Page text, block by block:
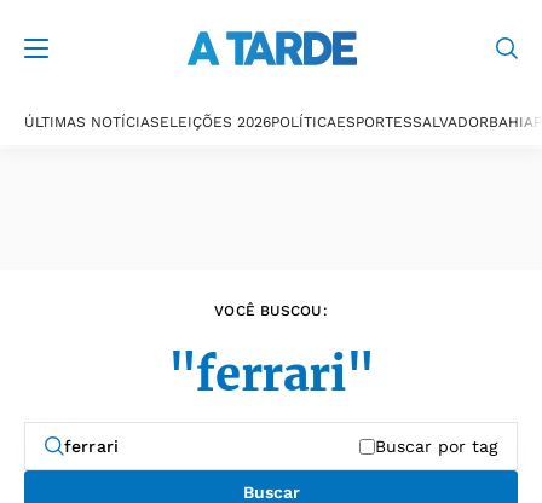
ÚLTIMAS NOTÍCIASELEIÇÕES 2026POLÍTICAESPORTESSALVADORBAHIA
VOCÊ BUSCOU:
"ferrari"
Buscar por tag
Buscar